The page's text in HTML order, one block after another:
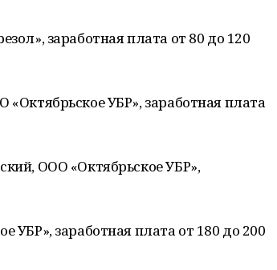
заработная плата от 80 до 120
УБР», заработная плата
ООО «Октябрьское УБР»,
УБР», заработная плата от 180 до 200